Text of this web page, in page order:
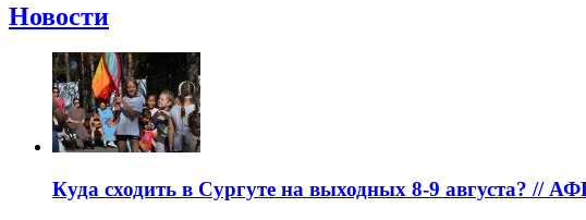
Новости
​Куда сходить в Сургуте на выходных 8-9 августа? //